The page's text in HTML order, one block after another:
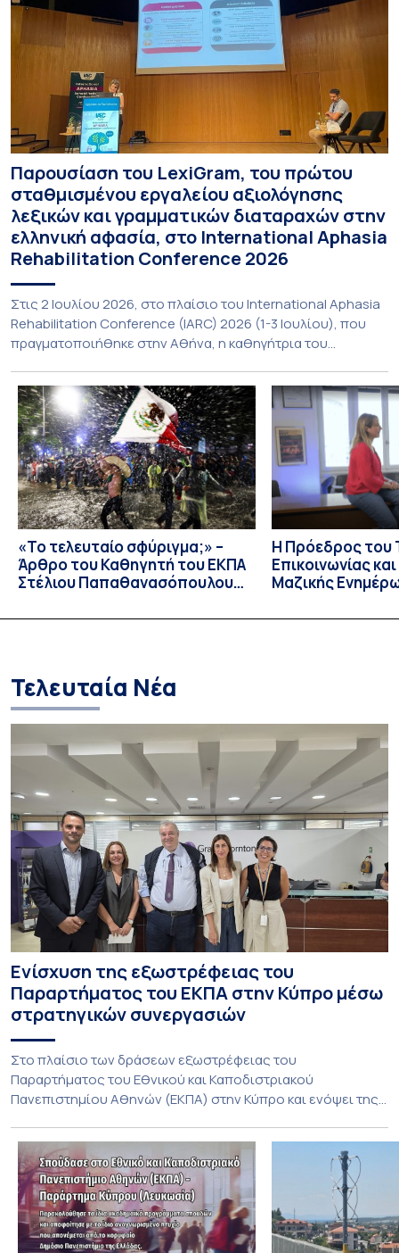
Παρουσίαση του LexiGram, του πρώτου
σταθμισμένου εργαλείου αξιολόγησης
λεξικών και γραμματικών διαταραχών στην
ελληνική αφασία, στο International Aphasia
Rehabilitation Conference 2026
Στις 2 Ιουλίου 2026, στο πλαίσιο του International Aphasia
Rehabilitation Conference (IARC) 2026 (1-3 Ιουλίου), που
πραγματοποιήθηκε στην Αθήνα, η καθηγήτρια του
Πανεπιστημίου Αθηνών, Σπυριδούλα Βαρλοκώστα,
παρουσίασε το LexiGram, ένα καινοτόμο, σταθμισμένο
εργαλείο αξιολόγησης των λεξικών και γραμματικών
διαταραχών σε ελληνόφωνους ασθενείς με αφασία. Η
αφασία είναι επίκτητη γλωσσική […]
«Το τελευταίο σφύριγμα;» –
Άρθρο του Καθηγητή του ΕΚΠΑ
Στέλιου Παπαθανασόπουλου
Η Πρόεδρος του
Επικοινωνίας
Μαζικής
Καθηγήτρια
Τελευταία Νέα
Ενίσχυση της εξωστρέφειας του
Παραρτήματος του ΕΚΠΑ στην Κύπρο μέσω
στρατηγικών συνεργασιών
Στο πλαίσιο των δράσεων εξωστρέφειας του
Παραρτήματος του Εθνικού και Καποδιστριακού
Πανεπιστημίου Αθηνών (ΕΚΠΑ) στην Κύπρο και ενόψει της
Τμήματος Οικονομικών Επιστημών και του Τμήματος
Διοίκησης Επιχειρήσεων και Οργανισμών τον Σεπτέμβριο
του 2026, ο Κοσμήτορας της Σχολής Οικονομικών και
Πολιτικών Επιστημών, Καθηγητής Νικόλαος Ηρειώτης, και ο
Πρόεδρος του Τμήματος […]